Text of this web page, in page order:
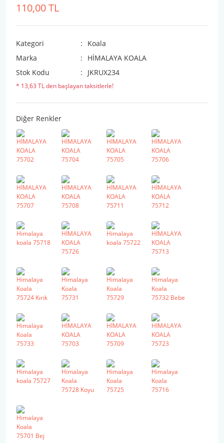
110,00 TL
Kategori
Koala
Marka
HİMALAYA KOALA
Stok Kodu
JKRUX234
* 13,63 TL den başlayan taksitlerle!
Diğer Renkler